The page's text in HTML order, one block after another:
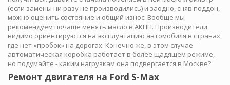
(если замены ни разу не производились) и заодно, сняв поддон,
можно оценить состояние и общий износ. Вообще мы
рекомендуем почаще менять масло в АКПП. Производители
видимо ориентируются на эксплуатацию автомобиля в странах,
где нет «пробок» на дорогах. Конечно же, в этом случае
автоматическая коробка работает в более щадящем режиме,
но подумайте - каким нагрузкам она подвергается в Москве?
Ремонт двигателя на Ford S-Max